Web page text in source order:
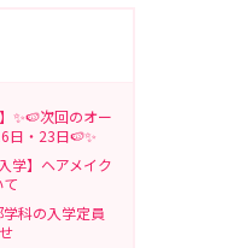
✨🍉次回のオー
日・23日🍉✨
】ヘアメイク
学科の入学定員